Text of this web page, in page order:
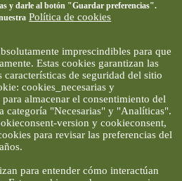
y darle al botón "Guardar preferencias".
Política de cookies
imprescindibles para que
Estas cookies garantizan las
de seguridad del sitio
cookies_necesarias y
almacenar el consentimiento del
categoría "Necesarias" y "Analíticas".
version y cookieconsent,
para revisar las preferencias del
para entender cómo interactúan